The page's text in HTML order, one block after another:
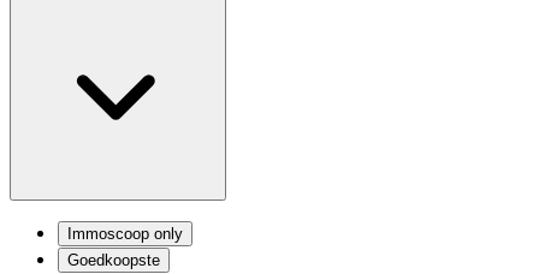
Immoscoop only
Goedkoopste